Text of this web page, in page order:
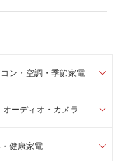
ン・空調・季節家電
オーディオ・カメラ
健康家電